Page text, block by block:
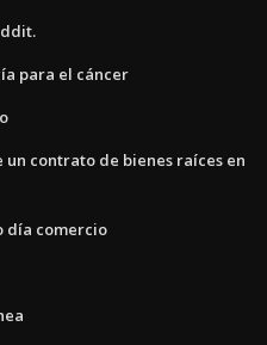
para el cáncer
contrato de bienes raíces en
día comercio